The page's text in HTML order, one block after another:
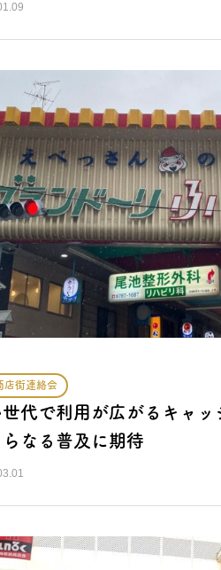
店街連絡会
代で利用が広がるキャッ
なる普及に期待